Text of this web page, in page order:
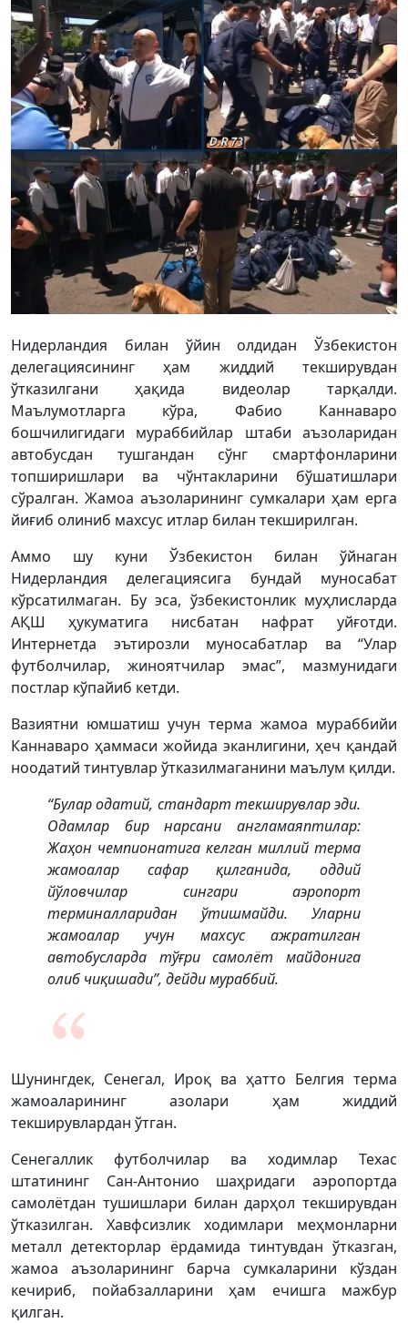
Нидерландия билан ўйин олдидан Ўзбекистон
делегациясининг ҳам жиддий текширувдан
ўтказилгани ҳақида видеолар тарқалди.
Маълумотларга кўра, Фабио Каннаваро
бошчилигидаги мураббийлар штаби аъзоларидан
автобусдан тушгандан сўнг смартфонларини
топширишлари ва чўнтакларини бўшатишлари
сўралган. Жамоа аъзоларининг сумкалари ҳам ерга
йиғиб олиниб махсус итлар билан текширилган.
Аммо шу куни Ўзбекистон билан ўйнаган
Нидерландия делегациясига бундай муносабат
кўрсатилмаган. Бу эса, ўзбекистонлик муҳлисларда
АҚШ ҳукуматига нисбатан нафрат уйғотди.
Интернетда эътирозли муносабатлар ва “Улар
футболчилар, жиноятчилар эмас”, мазмунидаги
постлар кўпайиб кетди.
Вазиятни юмшатиш учун терма жамоа мураббийи
Каннаваро ҳаммаси жойида эканлигини, ҳеч қандай
ноодатий тинтувлар ўтказилмаганини маълум қилди.
“Булар одатий, стандарт текширувлар эди.
Одамлар бир нарсани англамаяптилар:
Жаҳон чемпионатига келган миллий терма
жамоалар сафар қилганида, оддий
йўловчилар сингари аэропорт
терминалларидан ўтишмайди. Уларни
жамоалар учун махсус ажратилган
автобусларда тўғри самолёт майдонига
олиб чиқишади”, дейди мураббий.
Шунингдек, Сенегал, Ироқ ва ҳатто Белгия терма
жамоаларининг азолари ҳам жиддий
текширувлардан ўтган.
Сенегаллик футболчилар ва ходимлар Техас
штатининг Сан-Антонио шаҳридаги аэропортда
самолётдан тушишлари билан дарҳол текширувдан
ўтказилган. Хавфсизлик ходимлари меҳмонларни
металл детекторлар ёрдамида тинтувдан ўтказган,
жамоа аъзоларининг барча сумкаларини кўздан
кечириб, пойабзалларини ҳам ечишга мажбур
қилган.